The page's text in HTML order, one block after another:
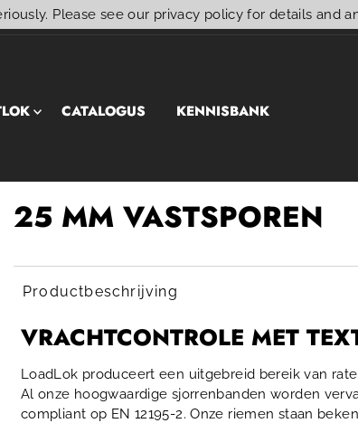
CATALOGUS KENNISBANK
25 MM VASTSPOREN
Productbeschrijving
VRACHTCONTROLE MET
LoadLok produceert een uitgebreid bereik van
Al onze hoogwaardige sjorrenbanden worden
compliant op EN 12195-2. Onze riemen staan
Please see our privacy policy for details and